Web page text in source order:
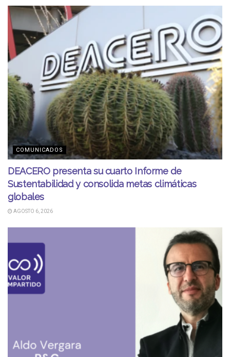
COMUNICADOS
DEACERO presenta su cuarto Informe de
Sustentabilidad y consolida metas climáticas
globales
AGOSTO 6, 2026